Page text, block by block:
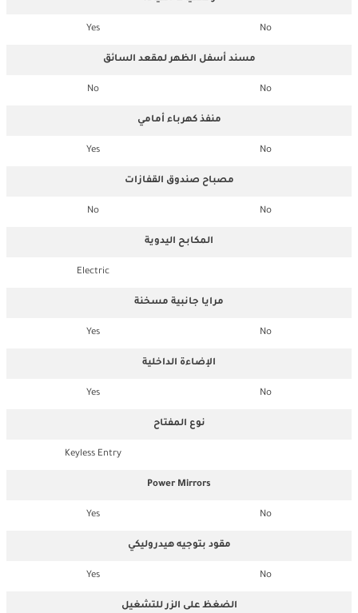
No
Yes
مسند أسفل الظهر لمقعد السائق
No
No
منفذ كهرباء أمامي
No
Yes
مصباح صندوق القفازات
No
No
المكابح اليدوية
Electric
مرايا جانبية مسخنة
No
Yes
الإضاءة الداخلية
No
Yes
نوع المفتاح
Keyless Entry
Power Mirrors
No
Yes
مقود بتوجيه هيدروليكي
No
Yes
الضغظ على الزر للتشغيل